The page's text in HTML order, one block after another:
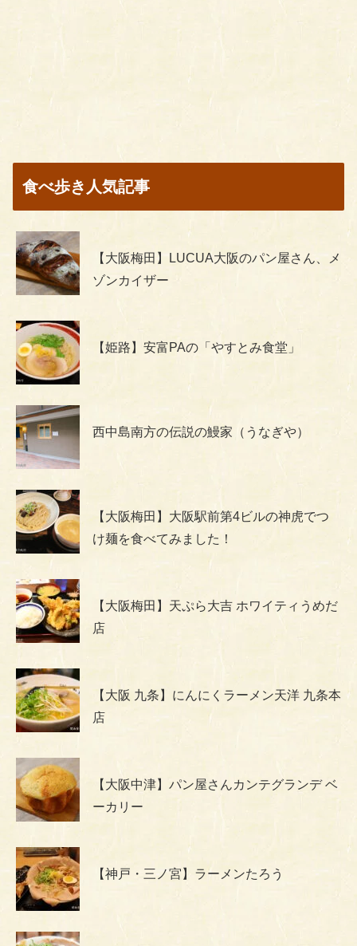
食べ歩き人気記事
【大阪梅田】LUCUA大阪のパン屋さん、メ
ゾンカイザー
【姫路】安富PAの「やすとみ食堂」
西中島南方の伝説の鰻家（うなぎや）
【大阪梅田】大阪駅前第4ビルの神虎でつ
け麺を食べてみました！
【大阪梅田】天ぷら大吉 ホワイティうめだ
店
【大阪 九条】にんにくラーメン天洋 九条本
店
【大阪中津】パン屋さんカンテグランデ ベ
ーカリー
【神戸・三ノ宮】ラーメンたろう